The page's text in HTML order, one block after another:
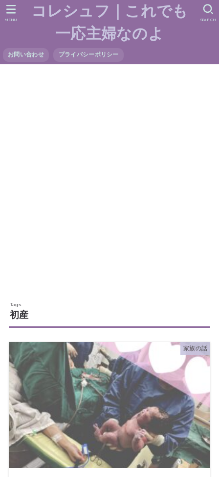
コレシュフ｜これでも
一応主婦なのよ
お問い合わせ プライバシーポリシー
SEARCH
MENU
初産
家族の話